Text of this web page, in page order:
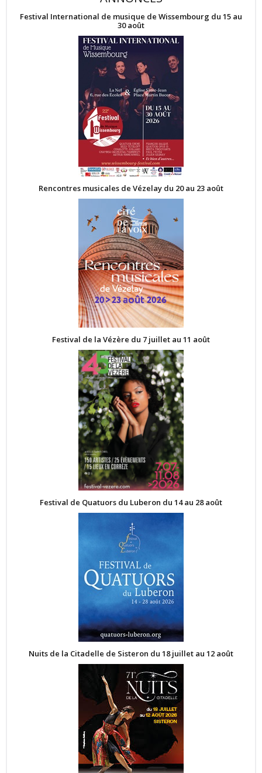
Festival International de musique de Wissembourg du 15 au
30 août
Rencontres musicales de Vézelay du 20 au 23 août
Festival de la Vézère du 7 juillet au 11 août
Festival de Quatuors du Luberon du 14 au 28 août
Nuits de la Citadelle de Sisteron du 18 juillet au 12 août